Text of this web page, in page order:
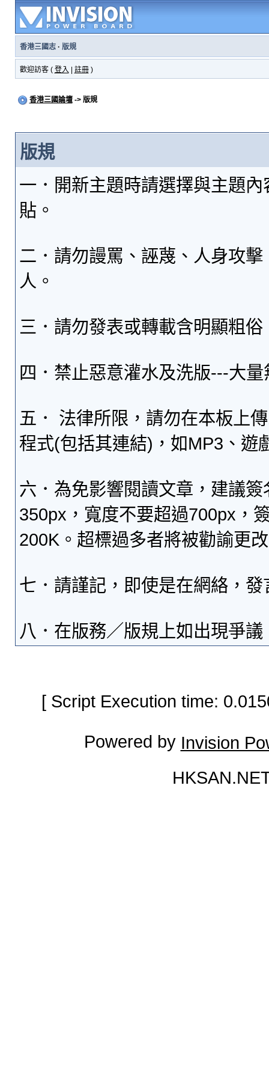
香港三國志· 版規
歡迎訪客 ( 登入 註冊)
香港三國論壇-> 版規
版規
一．開新主題時請選擇與主題
貼。
二．請勿謾罵、誣蔑、人身攻
人。
三．請勿發表或轉載含明顯粗
四．禁止惡意灌水及洗版---大
五． 法律所限，請勿在本板上
程式(包括其連結)，如MP3、遊
六．為免影響閱讀文章，建議
350px，寬度不要超過700px，
200K。超標過多者將被勸諭更
七．請謹記，即使是在網絡，
八．在版務／版規上如出現爭
[ Script Execution time:
Powered by Invision